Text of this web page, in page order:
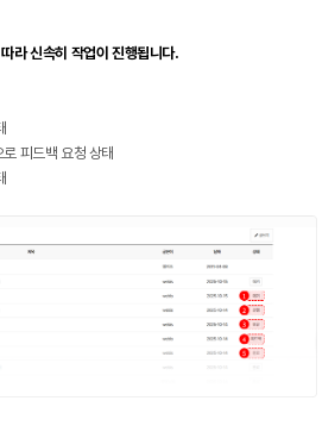
라 신속히 작업이 진행됩니다.
피드백 요청 상태